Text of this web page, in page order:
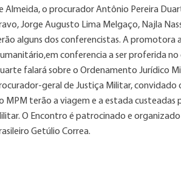
Almeida, o procurador Antônio Pereira
Jorge Augusto Lima Melgaço, Najla
alguns dos conferencistas. A
conferencia a ser proferida
falará sobre o Ordenamento Jurídico
geral de Justiça Militar, convidado
MPM terão a viagem e a estada
O Encontro é patrocinado e
Getúlio Correa.